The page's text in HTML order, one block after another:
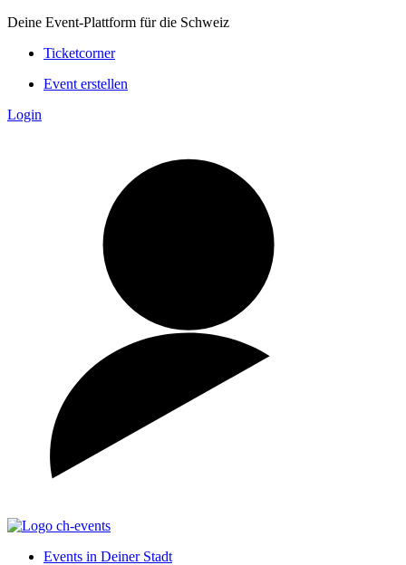
Deine Event-Plattform für die Schweiz
Ticketcorner
Event erstellen
Login
Events in Deiner Stadt